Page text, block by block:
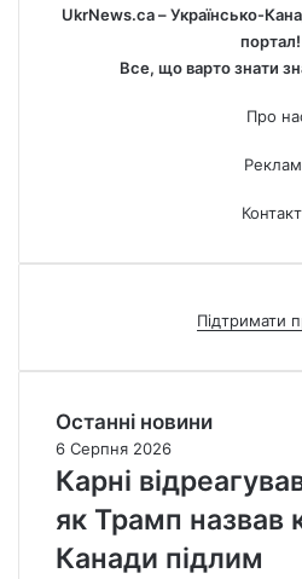
UkrNews.ca – Українсько-
портал!
Все, що варто знати
Про
Підтримати
Останні новини
6 Серпня 2026
Карні
як Трамп назвав
Канади підлим